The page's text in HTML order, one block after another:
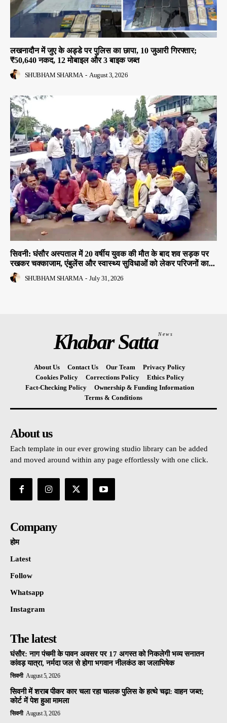
लखनादौन में जुए के अड्डे पर पुलिस का छापा, 10 जुआरी गिरफ्तार;
₹50,640 नकद, 12 मोबाइल और 3 बाइक जब्त
SHUBHAM SHARMA - August 3, 2026
सिवनी: घंसौर अस्पताल में 20 वर्षीय युवक की मौत के बाद शव सड़क पर
रखकर चक्काजाम, एंबुलेंस और स्वास्थ्य सुविधाओं को लेकर परिजनों का...
SHUBHAM SHARMA - July 31, 2026
Khabar SattaNews
About Us Contact Us Our Team
Privacy Policy
Cookies Policy
Corrections Policy
Ethics Policy
Fact-Checking Policy
Ownership & Funding Information
Terms & Conditions
About us
Each template in our ever growing studio library can be added
and moved around within any page effortlessly with one click.
Company
होम
Latest
Follow
Whatsapp
Instagram
The latest
घंसौर: नाग पंचमी के पावन अवसर पर 17 अगस्त को निकलेगी भव्य सनातन
कांवड़ यात्रा, नर्मदा जल से होगा भगवान नीलकंठ का जलाभिषेक
सिवनी August 5, 2026
सिवनी में शराब पीकर कार चला रहा चालक पुलिस के हत्थे चढ़ा: वाहन जब्त;
कोर्ट में पेश हुआ मामला
सिवनी August 3, 2026